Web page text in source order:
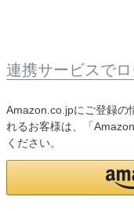
連携サービスで
Amazon.co.jpにご登録の
れるお客様は、「
ください。